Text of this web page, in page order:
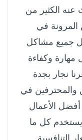
عنه الكثير من
المرونة في
حل جميع مشاكل
مهارة وكفاءة
نجار بجدة
والمحترفين في
أفضل الأعمال
كل ما